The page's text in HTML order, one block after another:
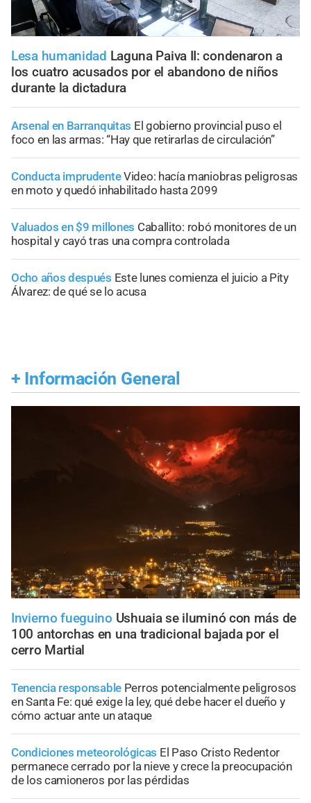
Lesa humanidad Laguna Paiva II: condenaron a
los cuatro acusados por el abandono de niños
durante la dictadura
Arsenal en Barranquitas El gobierno provincial puso el
foco en las armas: “Hay que retirarlas de circulación”
Conducta imprudenteVideo: hacía maniobras peligrosas
en moto y quedó inhabilitado hasta 2099
Valuados en $9 millones Caballito: robó monitores de un
hospital y cayó tras una compra controlada
Ocho años después Este lunes comienza el juicio a Pity
Álvarez: de qué se lo acusa
+ Información General
Invierno fueguino Ushuaia se iluminó con más de
100 antorchas en una tradicional bajada por el
cerro Martial
Tenencia responsable Perros potencialmente peligrosos
en Santa Fe: qué exige la ley, qué debe hacer el dueño y
cómo actuar ante un ataque
Condiciones meteorológicas El Paso Cristo Redentor
permanece cerrado por la nieve y crece la preocupación
de los camioneros por las pérdidas